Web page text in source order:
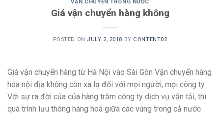
VẬN CHUYỂN TRONG NƯỚC
Giá vận chuyển hàng không
POSTED ON JULY 2, 2018 BY CONTENT02
Giá vận chuyển hàng từ Hà Nội vào Sài Gòn Vận chuyển hàng
hóa nội địa không còn xa lạ đối với mọi người, mọi công ty.
Với sự ra đời của của hàng trăm công ty dịch vụ vận tải, thì
quá trình lưu thông hàng hoá giữa các vùng trong cả nước